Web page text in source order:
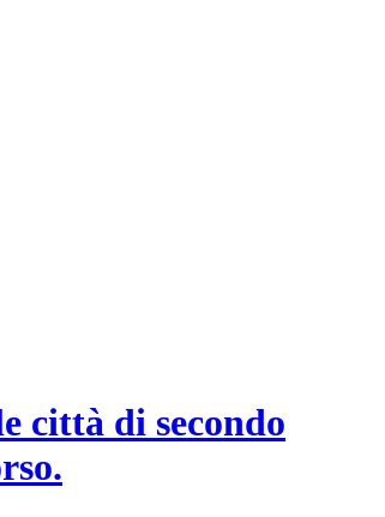
città di secondo